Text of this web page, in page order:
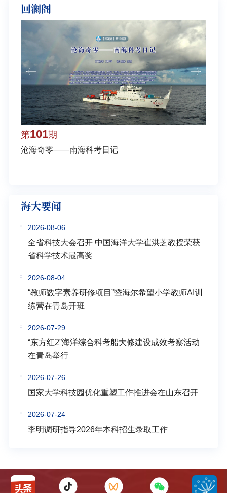
回澜阁
第101期
沧海奇零——南海科考日记
海大要闻
2026-08-06
全省科技大会召开 中国海洋大学崔洪芝教授荣获
省科学技术最高奖
2026-08-04
“教师数字素养研修项目”暨海尔希望小学教师AI训
练营在青岛开班
2026-07-29
“东方红2”海洋综合科考船大修建设成效考察活动
在青岛举行
2026-07-26
国家大学科技园优化重塑工作推进会在山东召开
2026-07-24
李明调研指导2026年本科招生录取工作